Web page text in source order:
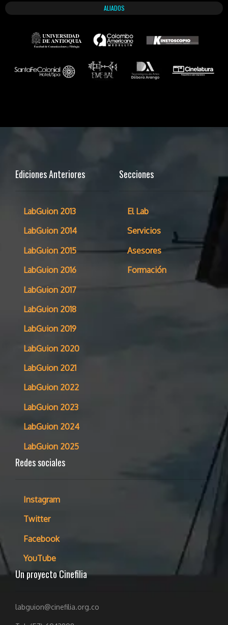
ALIADOS
Ediciones Anteriores
LabGuion 2013
LabGuion 2014
LabGuion 2015
LabGuion 2016
LabGuion 2017
LabGuion 2018
LabGuion 2019
LabGuion 2020
LabGuion 2021
LabGuion 2022
LabGuion 2023
LabGuion 2024
LabGuion 2025
Secciones
El Lab
Servicios
Asesores
Formación
Redes sociales
Instagram
Twitter
Facebook
YouTube
Un proyecto Cinefilia
labguion@cinefilia.org.co